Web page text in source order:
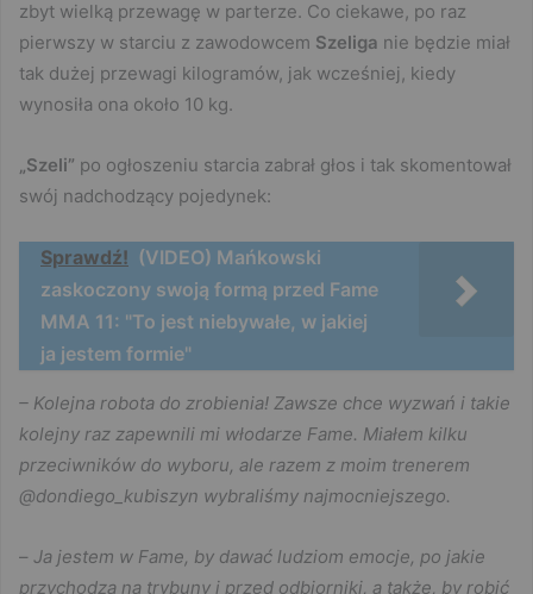
zbyt wielką przewagę w parterze. Co ciekawe, po raz
pierwszy w starciu z zawodowcem Szeliga nie będzie miał
tak dużej przewagi kilogramów, jak wcześniej, kiedy
wynosiła ona około 10 kg.
„Szeli” po ogłoszeniu starcia zabrał głos i tak skomentował
swój nadchodzący pojedynek:
Sprawdź! (VIDEO) Mańkowski
zaskoczony swoją formą przed Fame
MMA 11: "To jest niebywałe, w jakiej
ja jestem formie"
– Kolejna robota do zrobienia! Zawsze chce wyzwań i takie
kolejny raz zapewnili mi włodarze Fame. Miałem kilku
przeciwników do wyboru, ale razem z moim trenerem
@dondiego_kubiszyn wybraliśmy najmocniejszego.
– Ja jestem w Fame, by dawać ludziom emocje, po jakie
przychodzą na trybuny i przed odbiorniki, a także, by robić